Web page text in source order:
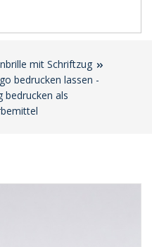
mit Schriftzug
bedrucken lassen -
bedrucken als